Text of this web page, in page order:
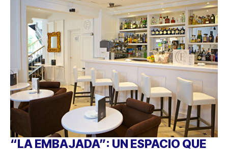
“LA EMBAJADA”: UN ESPACIO QUE